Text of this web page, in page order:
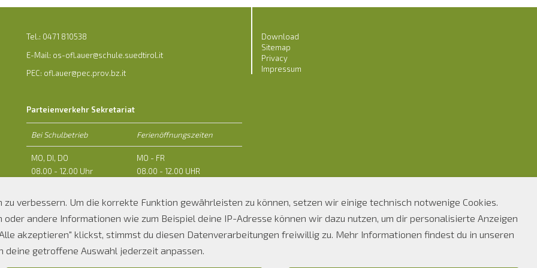
Tel.: 0471 810538
E-Mail: os-ofl.auer@schule.suedtirol.it
PEC: ofl.auer@pec.prov.bz.it
Parteienverkehr Sekretariat
Bei Schulbetrieb Ferienöffnungszeiten
MO, DI, DO
08.00 - 12.00 Uhr
MO - FR
08.00 - 12.00 UHR
MI und FR
08.00 - 12.00 Uhr
Download
Sitemap
Privacy
Impressum
verbessern. Um die korrekte Funktion gewährleisten zu können, setzen wir einige technisch notwenige Cookies.
andere Informationen wie zum Beispiel deine IP-Adresse können wir dazu nutzen, um dir personalisierte Anzeigen
akzeptieren" klickst, stimmst du diesen Datenverarbeitungen freiwillig zu. Mehr Informationen findest du in unseren
deine getroffene Auswahl jederzeit anpassen.